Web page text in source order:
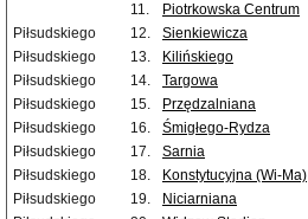
11.
Piotrkowska Centrum
Piłsudskiego
12. Sienkiewicza
Piłsudskiego
13. Kilińskiego
Piłsudskiego
14. Targowa
Piłsudskiego
15. Przędzalniana
Piłsudskiego
16. Śmigłego-Rydza
Piłsudskiego
17. Sarnia
Piłsudskiego
18. Konstytucyjna (Wi-Ma)
Piłsudskiego
19. Niciarniana